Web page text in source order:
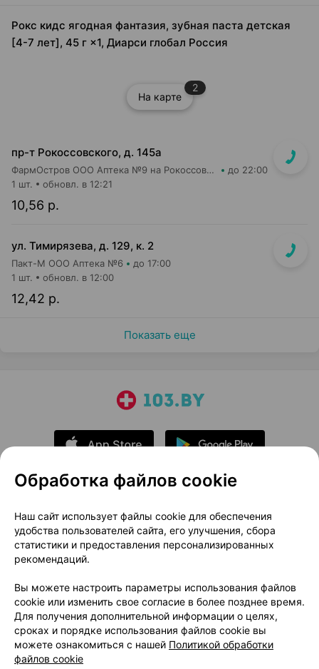
Рокс кидс ягодная фантазия, зубная паста детская
[4-7 лет], 45 г ×1, Диарси глобал Россия
На карте
2
пр-т Рокоссовского, д. 145а
ФармОстров ООО Аптека №9 на Рокоссовского до 22:00
10,56 р.
1 шт. обновл. в 12:21
ул. Тимирязева, д. 129, к. 2
Пакт-М ООО Аптека №6 до 17:00
12,42 р.
1 шт. обновл. в 12:00
Показать еще
О проекте
Новости проекта
Размещение рекламы
Медицинский маркетинг
Публичный договор
Доставка
Способы оплаты
Вакансии
Партнеры
Написать руководителю 103.by
Написать в поддержку
Персональные настройки Cookie
Обработка файлов cookie
Наш сайт использует файлы cookie для обеспечения
удобства пользователей сайта, его улучшения, сбора
статистики и предоставления персонализированных
рекомендаций.
Вы можете настроить параметры использования файлов
cookie или изменить свое согласие в более позднее время.
Для получения дополнительной информации о целях,
сроках и порядке использования файлов cookie вы
можете ознакомиться с нашей Политикой обработки
файлов cookie